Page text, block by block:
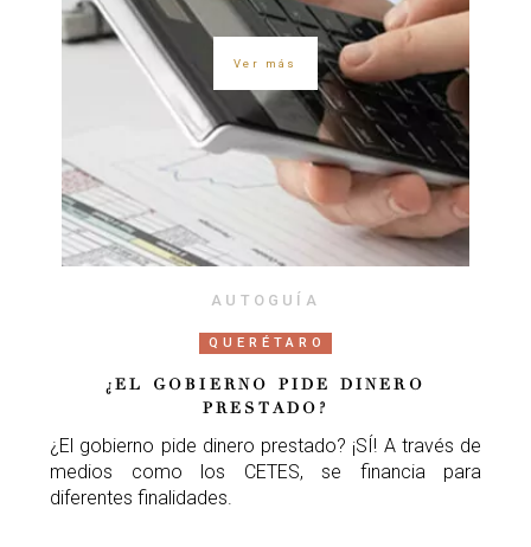
Ver más
AUTOGUÍA
QUERÉTARO
¿EL GOBIERNO PIDE DINERO
PRESTADO?
¿El gobierno pide dinero prestado? ¡SÍ! A través de
medios como los CETES, se financia para
diferentes finalidades.